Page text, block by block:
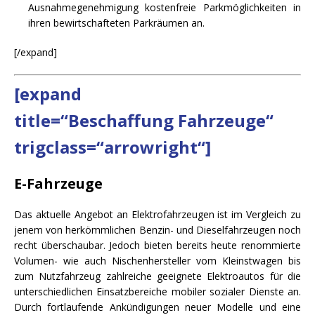
Ausnahmegenehmigung kostenfreie Parkmöglichkeiten in
ihren bewirtschafteten Parkräumen an.
[/expand]
[expand
title=“Beschaffung Fahrzeuge“
trigclass=“arrowright“]
E-Fahrzeuge
Das aktuelle Angebot an Elektrofahrzeugen ist im Vergleich zu
jenem von herkömmlichen Benzin- und Dieselfahrzeugen noch
recht überschaubar. Jedoch bieten bereits heute renommierte
Volumen- wie auch Nischenhersteller vom Kleinstwagen bis
zum Nutzfahrzeug zahlreiche geeignete Elektroautos für die
unterschiedlichen Einsatzbereiche mobiler sozialer Dienste an.
Durch fortlaufende Ankündigungen neuer Modelle und eine